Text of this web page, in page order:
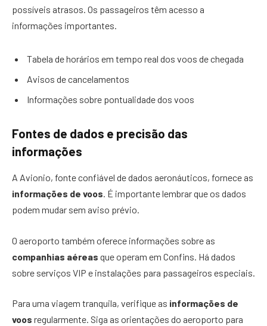
possíveis atrasos. Os passageiros têm acesso a
informações importantes.
Tabela de horários em tempo real dos voos de chegada
Avisos de cancelamentos
Informações sobre pontualidade dos voos
Fontes de dados e precisão das
informações
A Avionio, fonte confiável de dados aeronáuticos, fornece as
informações de voos. É importante lembrar que os dados
podem mudar sem aviso prévio.
O aeroporto também oferece informações sobre as
companhias aéreas que operam em Confins. Há dados
sobre serviços VIP e instalações para passageiros especiais.
Para uma viagem tranquila, verifique as informações de
voos regularmente. Siga as orientações do aeroporto para